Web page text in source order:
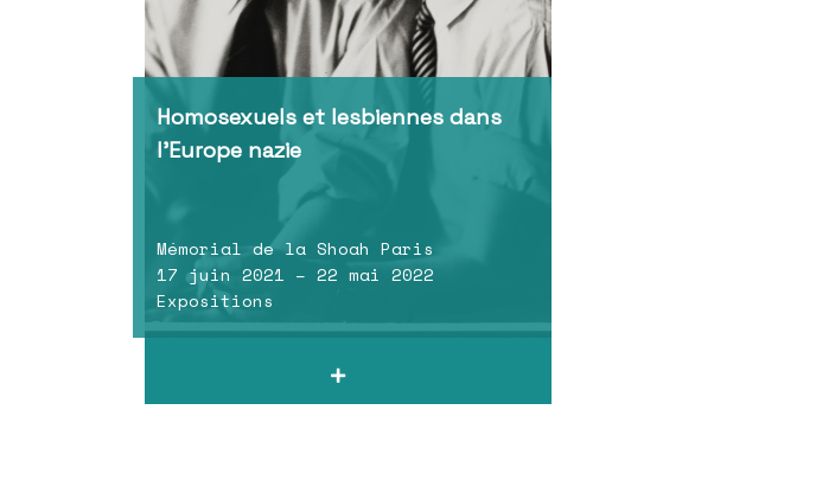
Homosexuels et lesbiennes dans
l’Europe nazie
Mémorial de la Shoah Paris
17 juin 2021 – 22 mai 2022
Expositions